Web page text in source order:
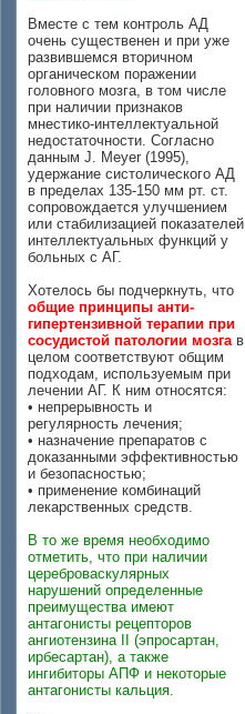
Вместе с тем контроль АД
очень существенен и при уже
развившемся вторичном
органическом поражении
головного мозга, в том числе
при наличии признаков
мнестико-интеллектуальной
недостаточности. Согласно
данным J. Мeyer (1995),
удержание систолического АД
в пределах 135-150 мм рт. ст.
сопровождается улучшением
или стабилизацией показателей
интеллектуальных функций у
больных с АГ.
Хотелось бы подчеркнуть, что
общие принципы анти-
гипертензивной терапии при
сосудистой патологии мозгав
целом соответствуют общим
подходам, используемым при
лечении АГ. К ним относятся:
• непрерывность и
регулярность лечения;
• назначение препаратов с
доказанными эффективностью
и безопасностью;
• применение комбинаций
лекарственных средств.
В то же время необходимо
отметить, что при наличии
цереброваскулярных
нарушений определенные
преимущества имеют
антагонисты рецепторов
ангиотензина II (эпросартан,
ирбесартан), а также
ингибиторы АПФ и некоторые
антагонисты кальция.